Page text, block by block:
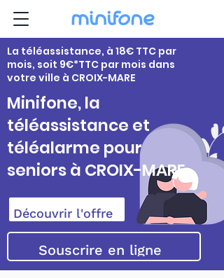
La téléassistance, à 18€ TTC par
mois, soit 9€*TTC par mois dans
votre ville à CROIX-MARE
Minifone, la
téléassistance et
téléalarme pour
seniors à CROIX-MARE
Découvrir l'offre
Souscrire en ligne